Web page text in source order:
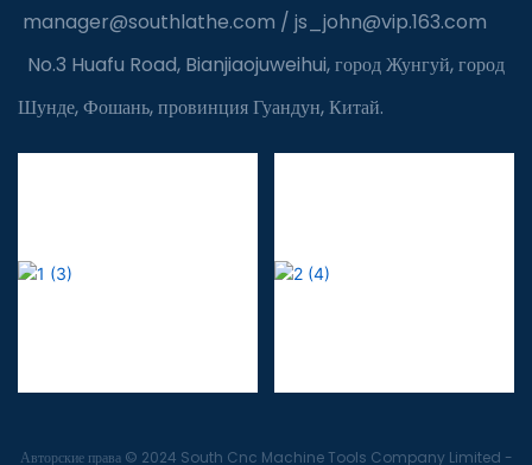
manager@southlathe.com / js_john@vip.163.com
No.3 Huafu Road, Bianjiaojuweihui, город Жунгуй, город
Шунде, Фошань, провинция Гуандун, Китай.
Авторские права © 2024 South Cnc Machine Tools Company Limited -